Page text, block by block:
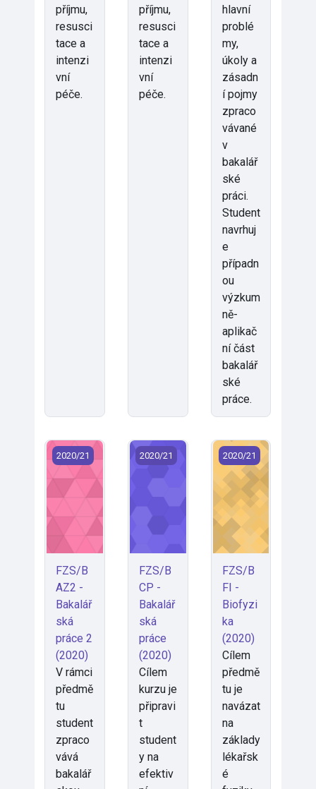
příjmu,
resusci
tace a
intenzi
vní
péče.
příjmu,
resusci
tace a
intenzi
vní
péče.
hlavní
problé
my,
úkoly a
zásadn
í pojmy
zpraco
vávané
v
bakalář
ské
práci.
Student
navrhuj
e
případn
ou
výzkum
ně-
aplikač
ní část
bakalář
ské
práce.
FZS/BAZ2 - Bakalářská práce 2 (2020)
2020/21
FZS/B
AZ2 -
Bakalář
ská
práce 2
(2020)
V rámci
předmě
tu
student
zpraco
vává
bakalář
FZS/BCP - Bakalářská práce (2020)
2020/21
FZS/B
CP -
Bakalář
ská
práce
(2020)
Cílem
kurzu je
připravi
t
student
y na
efektiv
FZS/BFI -
2020/21
FZS/B
FI -
Biofyzi
ka
(2020)
Cílem
předmě
tu je
navázat
na
základy
lékařsk
é